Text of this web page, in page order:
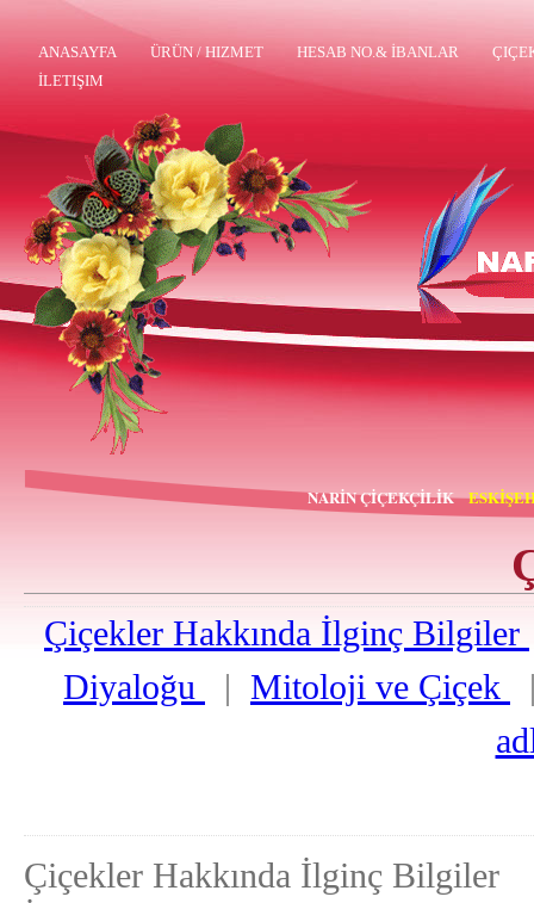
ANASAYFA ÜRÜN / HIZMET HESAB NO.& İBANLAR
İLETIŞIM
NARİN ÇİÇEKÇİLİK
Çiçekler Hakkında İlginç Bilgiler
Diyaloğu
| Mitoloji ve Çiçek
Çiçekler Hakkında İlginç Bilgiler